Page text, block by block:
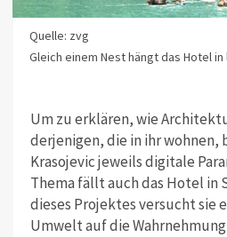
Quelle: zvg
Gleich einem Nest hängt das Hotel in
Um zu erklären, wie
derjenigen, die in ihr
Krasojevic jeweils digitale
Thema fällt auch das Hotel in
dieses Projektes versucht sie
Umwelt auf die